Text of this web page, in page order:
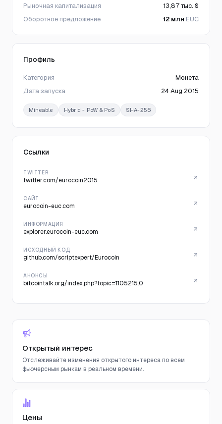
Рыночная капитализация
13,87 тыс. $
Оборотное предложение
12 млн EUC
Профиль
Категория
Монета
Дата запуска
24 Aug 2015
Mineable Hybrid - PoW & PoS SHA-256
Ссылки
TWITTER
twitter.com/eurocoin2015
САЙТ
eurocoin-euc.com
ИНФОРМАЦИЯ
explorer.eurocoin-euc.com
ИСХОДНЫЙ КОД
github.com/scriptexpert/Eurocoin
АНОНСЫ
bitcointalk.org/index.php?topic=1105215.0
Открытый интерес
Отслеживайте изменения открытого интереса по всем
фьючерсным рынкам в реальном времени.
Цены